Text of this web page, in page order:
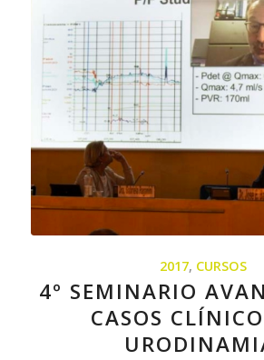
2017, CURSOS
4º SEMINARIO
CASOS